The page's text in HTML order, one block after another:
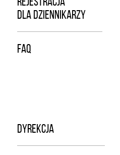
DLA DZIENNIKARZY
FAQ
DYREKCJA